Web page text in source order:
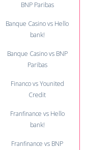
BNP Paribas
Banque Casino vs Hello
bank!
Banque Casino vs BNP
Paribas
Financo vs Younited
Credit
Franfinance vs Hello
bank!
Franfinance vs BNP